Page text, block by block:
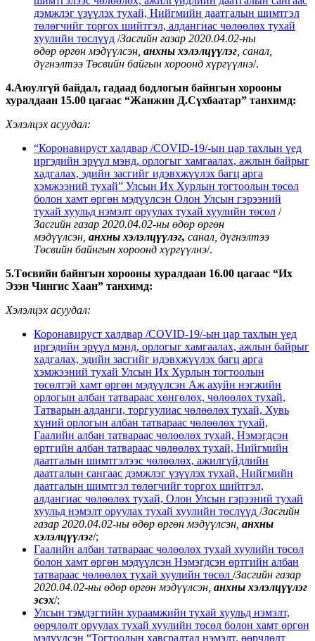
дэмжлэг үзүүлэх тухай, Нийгмийн даатгалын шимтгэл
төлөгчийг торгох шийтгэл, алдангиас чөлөөлөх тухай
хуулийн төслүүд /Засгийн газар 2020.04.02-ны
өдөр өргөн мэдүүлсэн, анхны хэлэлцүүлэг , санал,
дүгнэлтээ Төсвийн байгын хороонд хүргүүлнэ/.
4.Аюулгүй байдал, гадаад бодлогын байнгын хорооны
хуралдаан 15.00 цагаас “Жанжин Д.Сүхбаатар” танхимд:
Хэлэлцэх асуудал:
“Коронавируст халдвар /СОVID-19/-ын цар тахлын үед
иргэдийн эрүүл мэнд, орлогыг хамгаалах, ажлын байрыг
хадгалах, эдийн засгийг идэвхжүүлэх багц арга
хэмжээний тухай” Улсын Их Хурлын тогтоолын төсөл
болон хамт өргөн мэдүүлсэн Олон Улсын гэрээний
тухай хуульд нэмэлт оруулах тухай хуулийн төсөл /
Засгийн газар 2020.04.02-ны өдөр өргөн
мэдүүлсэн, анхны хэлэлцүүлэг, санал, дүгнэлтээ
Төсвийн байнгын хороонд хүргүүлнэ/.
5.Төсвийн байнгын хорооны хуралдаан 16.00 цагаас “Их
Эзэн Чингис Хаан” танхимд:
Хэлэлцэх асуудал:
Коронавируст халдвар /СОVID-19/-ын цар тахлын үед
иргэдийн эрүүл мэнд, орлогыг хамгаалах, ажлын байрыг
хадгалах, эдийн засгийг идэвхжүүлэх багц арга
хэмжээний тухай Улсын Их Хурлын тогтоолын
төсөлтэй хамт өргөн мэдүүлсэн Аж ахуйн нэгжийн
орлогын албан татвараас хөнгөлөх, чөлөөлөх тухай,
Татварын алданги, торгуулиас чөлөөлөх тухай, Хувь
хүний орлогын албан татвараас чөлөөлөх тухай,
Гаалийн албан татвараас чөлөөлөх тухай, Нэмэгдсэн
өртгийн албан татвараас чөлөөлөх тухай, Нийгмийн
даатгалын шимтгэлээс чөлөөлөх, ажилгүйдлийн
даатгалын сангаас дэмжлэг үзүүлэх тухай, Нийгмийн
даатгалын шимтгэл төлөгчийг торгох шийтгэл,
алдангиас чөлөөлөх тухай, Олон Улсын гэрээний тухай
хуульд нэмэлт оруулах тухай хуулийн төслүүд /Засгийн
газар 2020.04.02-ны өдөр өргөн мэдүүлсэн, анхны
хэлэлцүүлэг/;
Гаалийн албан татвараас чөлөөлөх тухай хуулийн төсөл
болон хамт өргөн мэдүүлсэн Нэмэгдсэн өртгийн албан
татвараас чөлөөлөх тухай хуулийн төсөл /Засгийн газар
2020.04.02-ны өдөр өргөн мэдүүлсэн, анхны хэлэлцүүлэг
эсэх/;
Улсын тэмдэгтийн хураамжийн тухай хуульд нэмэлт,
өөрчлөлт оруулах тухай хуулийн төсөл болон хамт өргөн
мэдүүлсэн “Тогтоолын хавсралтад нэмэлт, өөрчлөлт